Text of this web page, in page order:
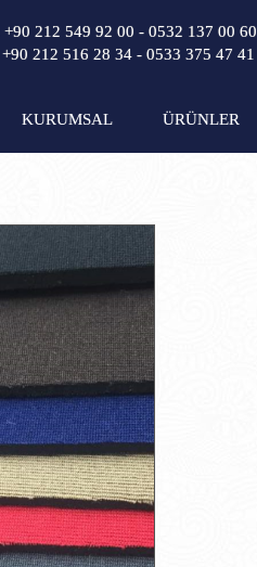
+90 212 549 92 00 - 0532 137 00 60
+90 212 516 28 34- 0533 375 47 41
KURUMSAL ÜRÜNLER